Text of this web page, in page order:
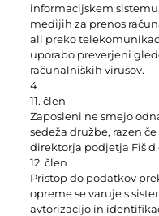
informacijskem
medijih za prenos
ali preko
uporabo preverjeni
računalniških virusov.
4
11. člen
Zaposleni ne smejo
sedeža družbe, razen
direktorja podjetja Fiš
12. člen
Pristop do podatkov
opreme se varuje s
avtorizacijo in